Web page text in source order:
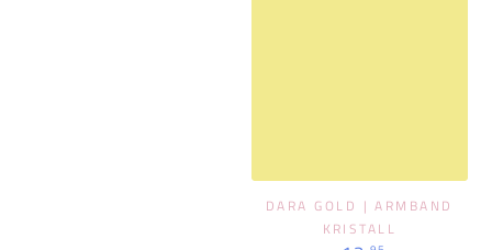
DARA GOLD | ARMBAND
KRISTALL